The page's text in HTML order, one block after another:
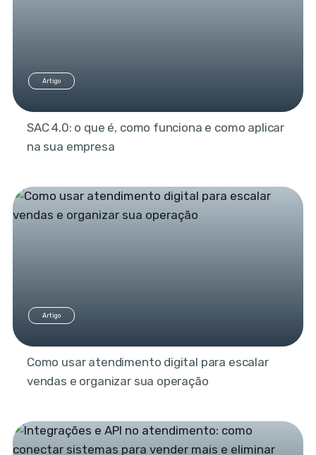
Artigo
SAC 4.0: o que é, como funciona e como aplicar
na sua empresa
Artigo
Como usar atendimento digital para escalar
vendas e organizar sua operação